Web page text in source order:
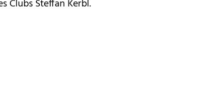
Clubs Steffan Kerbl.